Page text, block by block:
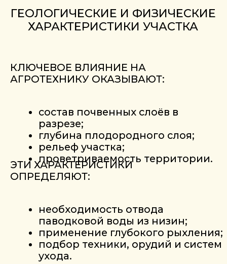
ТАКИЕ ЗОНЫ ЛИБО ИСКЛЮЧАЮТСЯ
ИЗ ПОСАДОК, ЛИБО ТРЕБУЮТ
НАКОПИТЕЛЬНЫХ ВОДОЁМОВ ИЛИ
ОРГАНИЗАЦИИ ДРЕНАЖНЫХ
СИСТЕМ.
основа.
Но именно саженцы определяют, как
быстро сад начнёт расти, развиваться
и давать результат.
Перейти в каталог саженцев
FundukEco:
С ЧЕГО НАЧИНАЕТСЯ
САД ФУНДУКА